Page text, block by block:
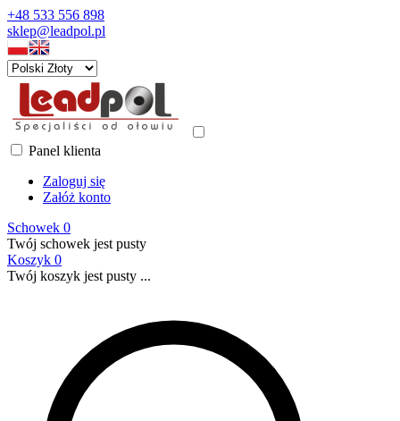
+48 533 556 898
sklep@leadpol.pl
Panel klienta
Zaloguj się
Załóż konto
Schowek 0
Twój schowek jest pusty
Koszyk 0
Twój koszyk jest pusty ...